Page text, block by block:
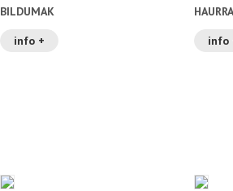
BILDUMAK
info +
info